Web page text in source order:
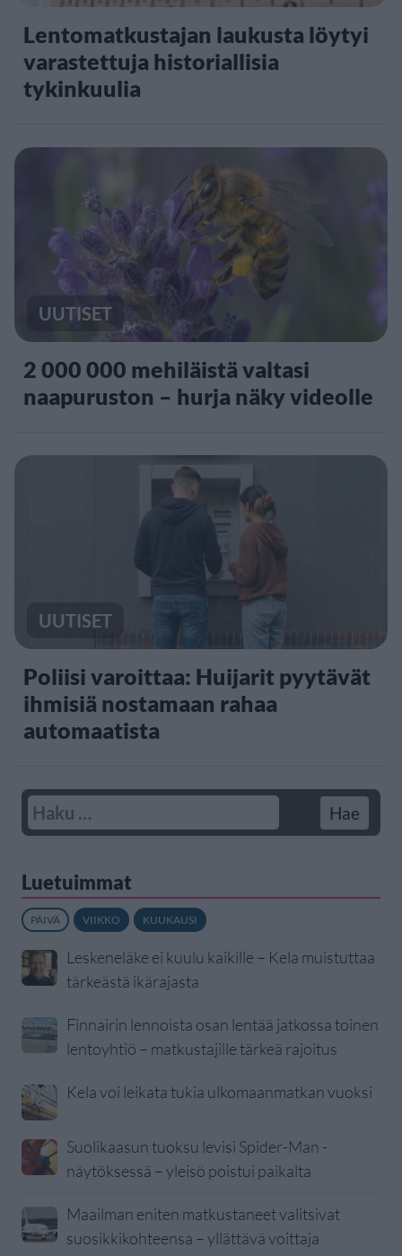
Lentomatkustajan laukusta löytyi
varastettuja historiallisia
tykinkuulia
UUTISET
2 000 000 mehiläistä valtasi
naapuruston – hurja näky videolle
UUTISET
Poliisi varoittaa: Huijarit pyytävät
ihmisiä nostamaan rahaa
automaatista
Luetuimmat
PÄIVÄ VIIKKO KUUKAUSI
Leskeneläke ei kuulu kaikille – Kela muistuttaa
tärkeästä ikärajasta
Finnairin lennoista osan lentää jatkossa toinen
lentoyhtiö – matkustajille tärkeä rajoitus
Kela voi leikata tukia ulkomaanmatkan vuoksi
Suolikaasun tuoksu levisi Spider-Man -
näytöksessä – yleisö poistui paikalta
Maailman eniten matkustaneet valitsivat
suosikkikohteensa – yllättävä voittaja